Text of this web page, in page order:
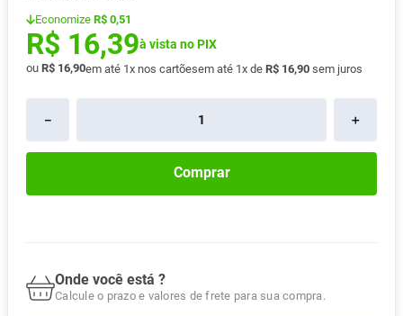
Economize R$ 0,51
R$ 16,39à vista no PIX
ou R$ 16,90em até 1x nos cartõesem até 1x de R$ 16,90 sem juros
＋
－
Comprar
Onde você está ?
Calcule o prazo e valores de frete para sua compra.
9º Lavitan
10 Vitamina D